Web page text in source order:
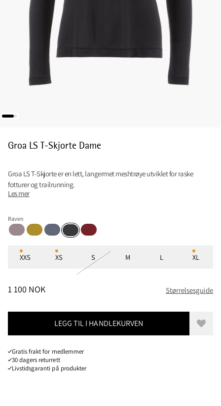
Groa LS T-Skjorte Dame
Groa LS T-Skjorte er en lett, langermet meshtrøye utviklet for raske
fotturer og trailrunning.
Les mer
Raven
Purple Dove
Light Gold
Fog BlueRavenRuby Red
Størrelser
XXS XS S M L XL
PRIS: 1 100 NOK, REDUSERT FRA 1 100 NOK
1 100 NOK Størrelsesguide
LEGG TIL I HANDLEKURVEN Legg
Gratis frakt for medlemmer
30 dagers returrett
Livstidsgaranti på produkter